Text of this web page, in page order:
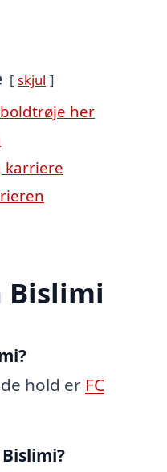
skjul
her
karriere
Bislimi
hold er FC